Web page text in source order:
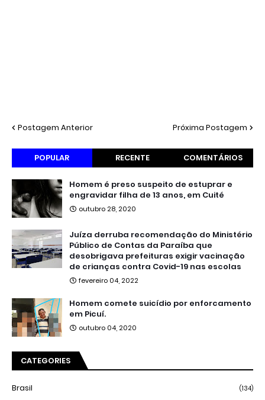
Postagem Anterior Próxima Postagem
POPULAR RECENTE COMENTÁRIOS
Homem é preso suspeito de estuprar e
engravidar filha de 13 anos, em Cuité
outubro 28, 2020
Juíza derruba recomendação do Ministério
Público de Contas da Paraíba que
desobrigava prefeituras exigir vacinação
de crianças contra Covid-19 nas escolas
fevereiro 04, 2022
Homem comete suicídio por enforcamento
em Picuí.
outubro 04, 2020
CATEGORIES
Brasil (134)